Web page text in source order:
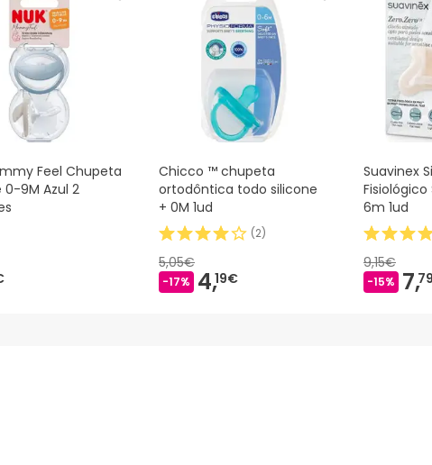
Feel Chupeta
0-9M Azul 2
Chicco ™ chupeta
ortodôntica todo silicone
+ 0M 1ud
(2)
5,05€
-17% 4,19€
Suavinex
Fisiológico
6m 1ud
9,15€
-15% 7,